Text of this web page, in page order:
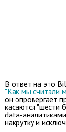
В ответ на это
"Как мы считали
он опровергает
касаются "шести
data-
накрутку и